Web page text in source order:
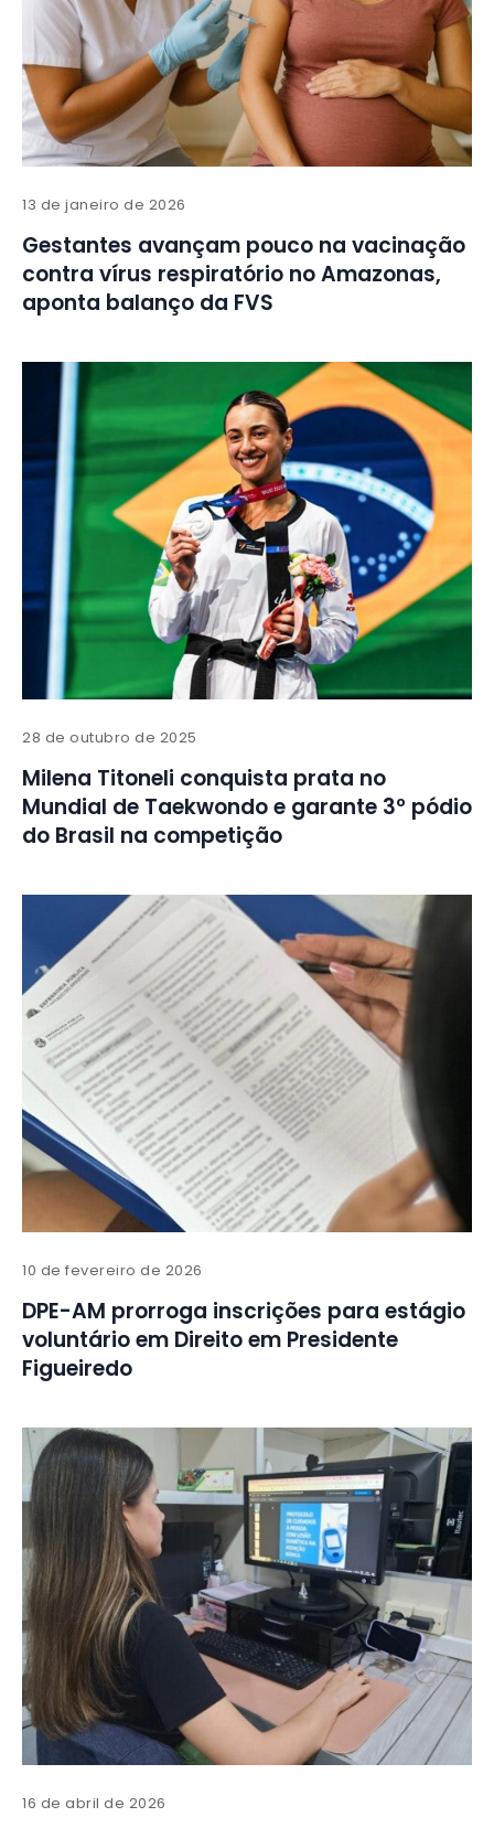
13 de janeiro de 2026
Gestantes avançam pouco na vacinação
contra vírus respiratório no Amazonas,
aponta balanço da FVS
28 de outubro de 2025
Milena Titoneli conquista prata no
Mundial de Taekwondo e garante 3º pódio
do Brasil na competição
10 de fevereiro de 2026
DPE-AM prorroga inscrições para estágio
voluntário em Direito em Presidente
Figueiredo
16 de abril de 2026